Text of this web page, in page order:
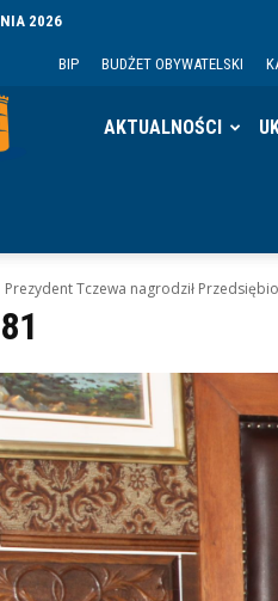
2026
BIP BUDŻET OBYWATELSKI
AKTUALNOŚCI
Prezydent Tczewa nagrodził